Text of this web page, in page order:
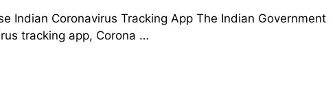
Indian Coronavirus Tracking App The Indian Government
tracking app, Corona …